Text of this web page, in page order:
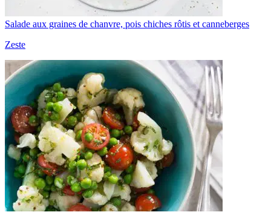
Salade aux graines de chanvre, pois chiches rôtis et canneberges
Zeste